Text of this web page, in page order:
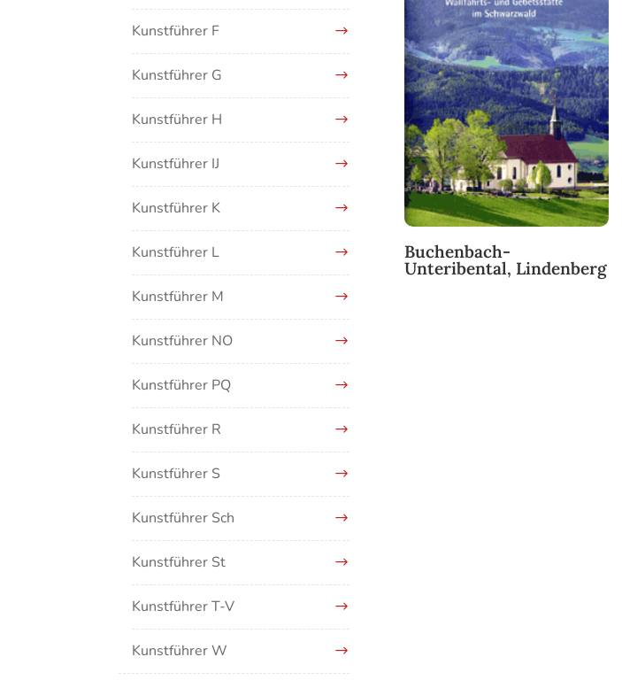
Buchenbach-
Unteribental, Lindenberg
Kunstführer F
Kunstführer G
Kunstführer H
Kunstführer IJ
Kunstführer K
Kunstführer L
Kunstführer M
Kunstführer NO
Kunstführer PQ
Kunstführer R
Kunstführer S
Kunstführer Sch
Kunstführer St
Kunstführer T-V
Kunstführer W